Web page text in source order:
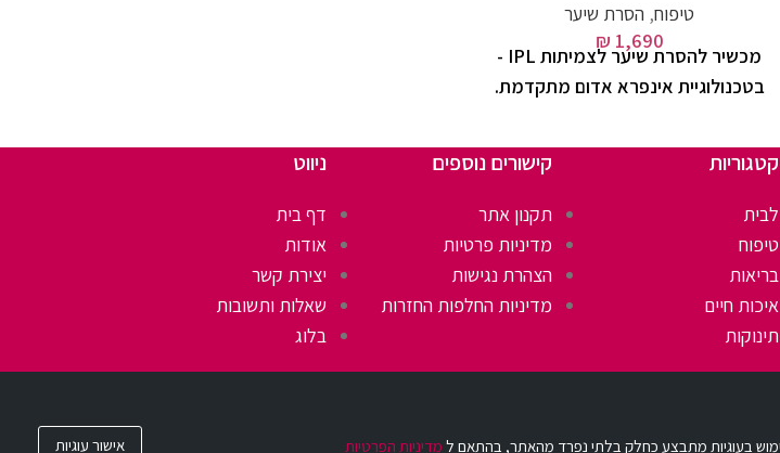
טיפוח, הסרת שיער
₪ 1,690
מכשיר להסרת שיער לצמיתות IPL -
בטכנולוגיית אינפרא אדום מתקדמת.
קטגוריות
לבית
טיפוח
בריאות
איכות חיים
תינוקות
קישורים נוספים
תקנון אתר
מדיניות פרטיות
הצהרת נגישות
מדיניות החלפות החזרות
ניווט
דף בית
אודות
יצירת קשר
שאלות ותשובות
בלוג
מדיניות הפרטיות אישור עוגיות